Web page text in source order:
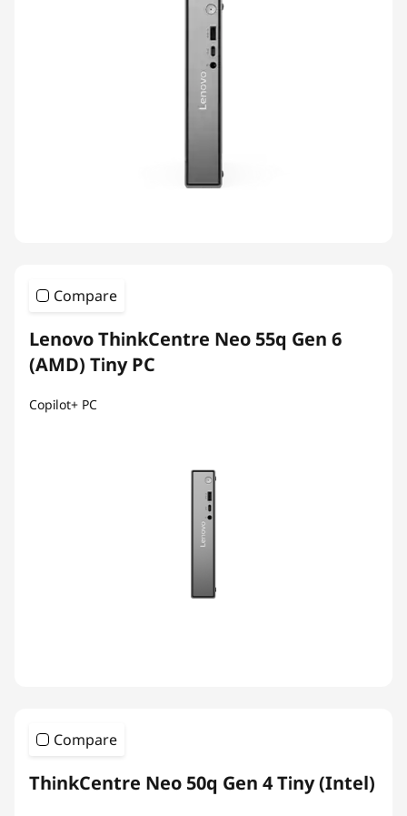
Compare
Lenovo ThinkCentre Neo 55q Gen 6
(AMD) Tiny PC
Copilot+ PC
Compare
ThinkCentre Neo 50q Gen 4 Tiny (Intel)